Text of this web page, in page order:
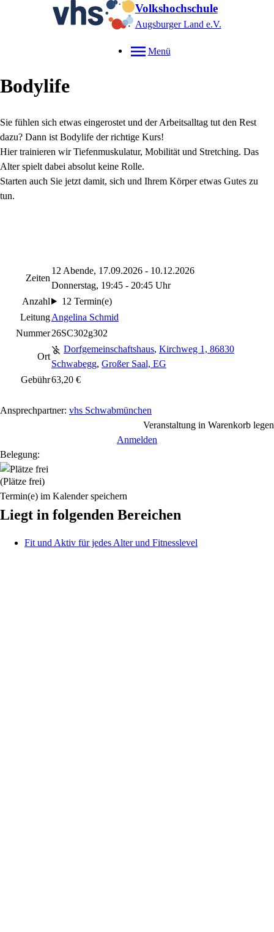
Volkshochschule
Augsburger Land e.V.
Menü
Bodylife
Sie fühlen sich etwas eingerostet und der Arbeitsalltag tut den Rest
dazu? Dann ist Bodylife der richtige Kurs!
Hier trainieren wir Tiefenmuskulatur, Mobilität und Stretching. Das
Alter spielt dabei absolut keine Rolle.
Starten auch Sie jetzt damit, sich und Ihrem Körper etwas Gutes zu
tun.
Zeiten
12 Abende, 17.09.2026 - 10.12.2026
Donnerstag, 19:45 - 20:45 Uhr
Anzahl
12 Termin(e)
LeitungAngelina Schmid
Nummer26SC302g302
Ort
Dorfgemeinschaftshaus, Kirchweg 1, 86830
Schwabegg, Großer Saal, EG
Gebühr63,20 €
Ansprechpartner: vhs Schwabmünchen
Veranstaltung in Warenkorb legen
Anmelden
Belegung:
(Plätze frei)
Termin(e) im Kalender speichern
Liegt in folgenden Bereichen
Fit und Aktiv für jedes Alter und Fitnesslevel